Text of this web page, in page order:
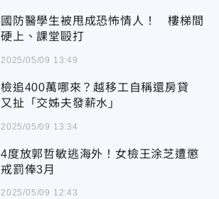
國防醫學生被甩成恐怖情人！ 樓梯間
硬上、課堂毆打
2025/05/09 13:49
檢追400萬哪來？越移工自稱還房貸
又扯「交姊夫發薪水」
2025/05/09 13:34
4度放郭哲敏逃海外！女檢王涂芝遭懲
戒罰俸3月
2025/05/09 12:43